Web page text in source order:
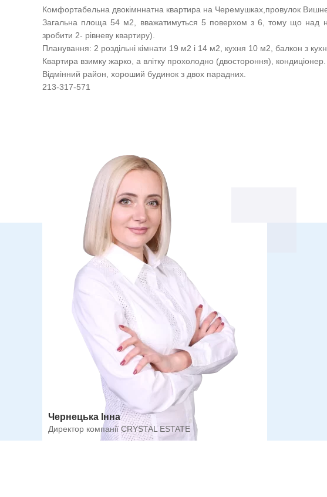
Комфортабельна двокімннатна квартира на Черемушках,провулок
Загальна площа 54 м2, вважатимуться 5 поверхом з 6, тому що над
зробити 2- рівневу квартиру).
Планування: 2 роздільні кімнати 19 м2 і 14 м2, кухня 10 м2, балкон з
Квартира взимку жарко, а влітку прохолодно (двостороння), кондиціонер.
Відмінний район, хороший будинок з двох парадних.
213-317-571
Чернецька Інна
Директор компанії CRYSTAL ESTATE